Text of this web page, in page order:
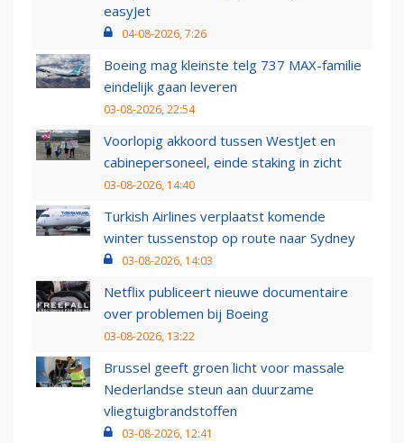
easyJet
04-08-2026, 7:26
Boeing mag kleinste telg 737 MAX-familie
eindelijk gaan leveren
03-08-2026, 22:54
Voorlopig akkoord tussen WestJet en
cabinepersoneel, einde staking in zicht
03-08-2026, 14:40
Turkish Airlines verplaatst komende
winter tussenstop op route naar Sydney
03-08-2026, 14:03
Netflix publiceert nieuwe documentaire
over problemen bij Boeing
03-08-2026, 13:22
Brussel geeft groen licht voor massale
Nederlandse steun aan duurzame
vliegtuigbrandstoffen
03-08-2026, 12:41